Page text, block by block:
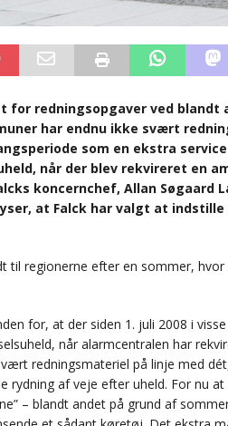
for redningsopgaver ved
har endnu ikke svært
som en ekstra
når der blev rekvireret en
koncernchef, Allan Søgaard
at Falck har valgt at
til regionerne efter en sommer,
for, at der siden 1. juli 2008 i
når alarmcentralen har
redningsmateriel på linje med
rydning af veje efter uheld. For nu
– blandt andet på grund af